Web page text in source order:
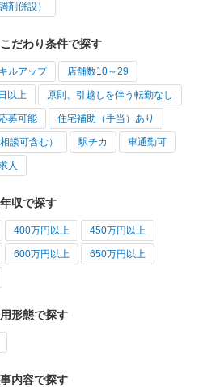
剤併設）
だわり条件で探す
ルアップ 店舗数10～29
以上 原則、引越しを伴う転勤なし
募可能 住宅補助（手当）あり
談可含む） 駅チカ 車通勤可
人
収で探す
400万円以上 450万円以上
600万円以上 650万円以上
形態で探す
内容で探す